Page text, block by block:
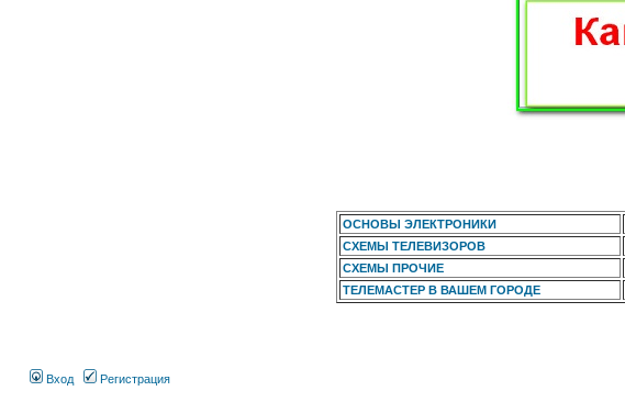
ОСНОВЫ ЭЛЕКТРОНИКИ
СХЕМЫ ТЕЛЕВИЗОРОВ
СХЕМЫ ПРОЧИЕ
ТЕЛЕМАСТЕР В ВАШЕМ ГОРОДЕ
Вход Регистрация